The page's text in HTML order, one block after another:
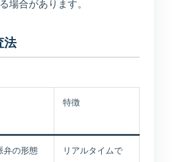
場合があります。
法
特徴
弁の形態
リアルタイムで